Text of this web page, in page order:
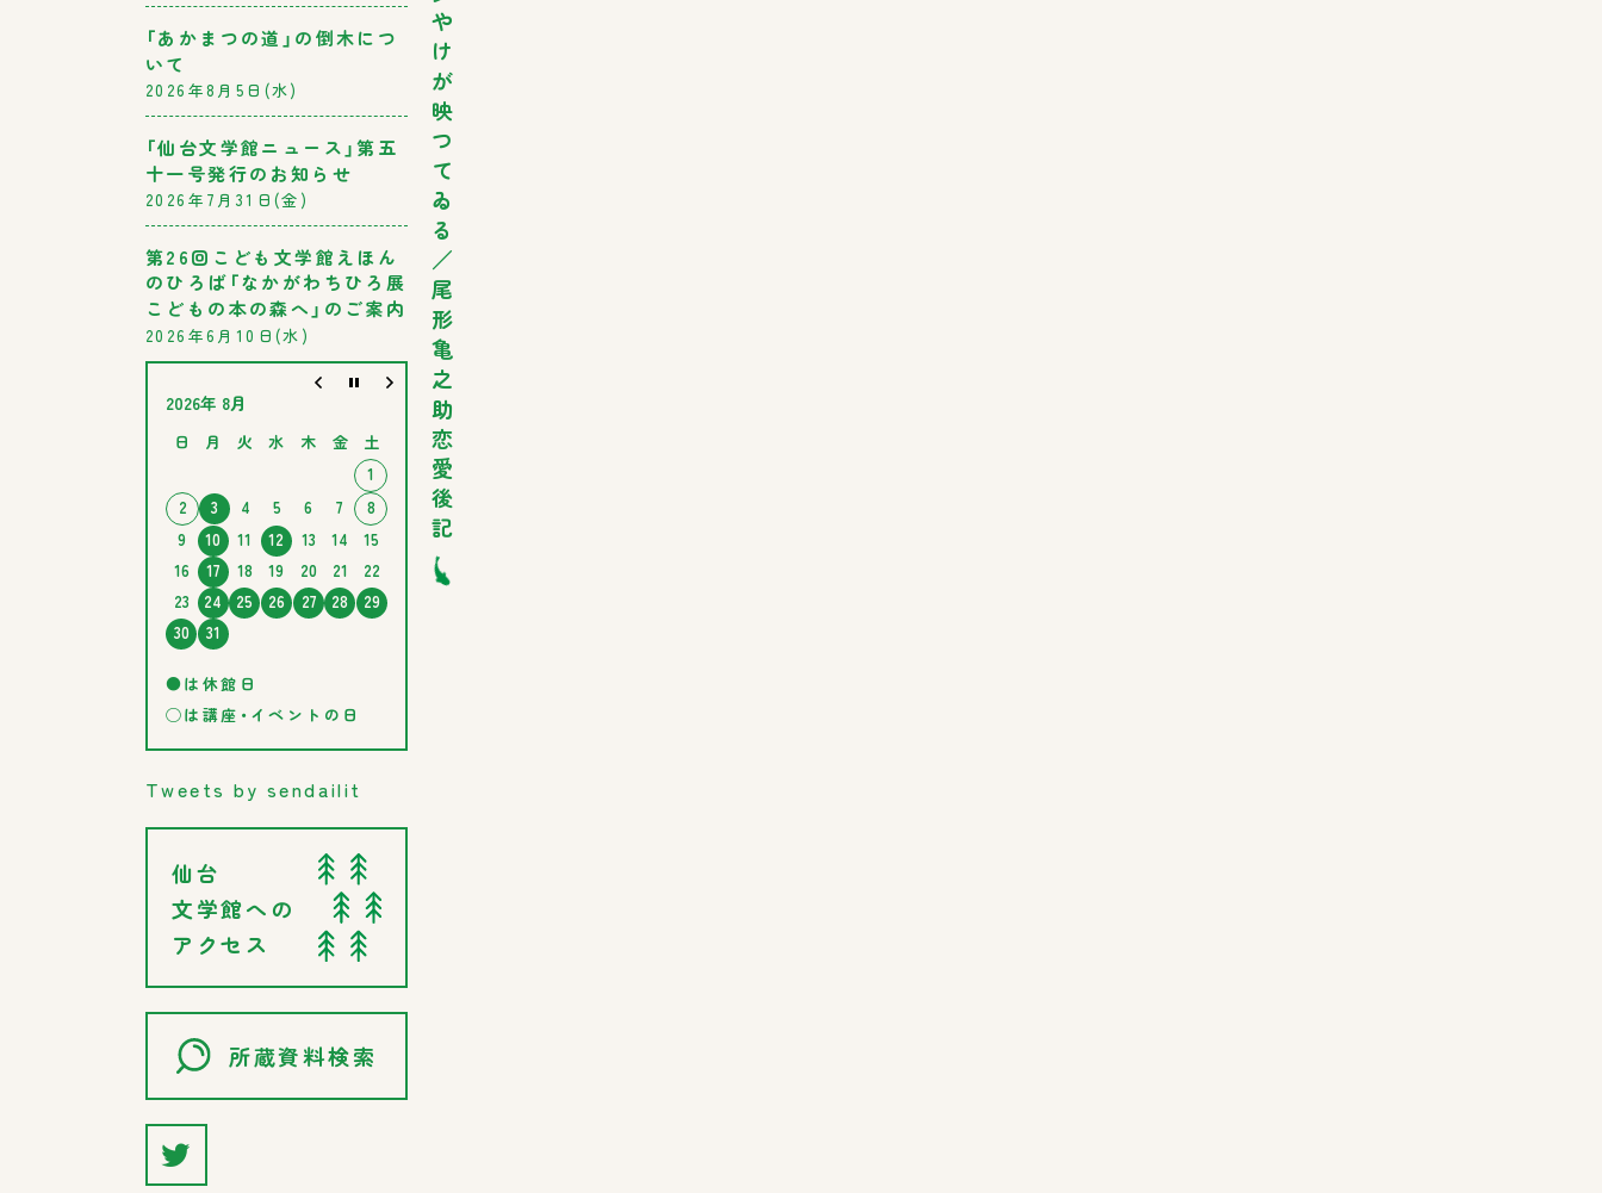
「あかまつの道」の倒木につ
いて
2026年8月5日(水)
「仙台文学館ニュース」第五
十一号発行のお知らせ
2026年7月31日(金)
第26回こども文学館えほん
のひろば「なかがわちひろ展
こどもの本の森へ」のご案内
2026年6月10日(水)
2026年 8月
日 月 火 水 木 金
土
1
2
3 4 5 6 7
8
9
10 11 12 13 14
15
16
17 18 19 20 21
22
23
24 25 26 27 28
29
30
31
●は休館日
◯は講座・イベントの日
Tweets by sendailit
仙台
文学館への
アクセス
所蔵資料検索
や
け
が
映
つ
て
ゐ
る
／
尾
形
亀
之
助
恋
愛
後
記